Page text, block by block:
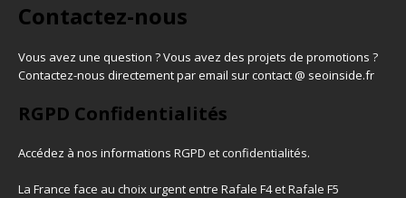
Contactez-nous
Vous avez une question ? Vous avez des projets de promotions ?
Contactez-nous directement par email sur contact @ seoinside.fr
RGPD Confidentialités
Accédez à nos informations RGPD et confidentialités.
La France face au choix urgent entre Rafale F4 et Rafale F5